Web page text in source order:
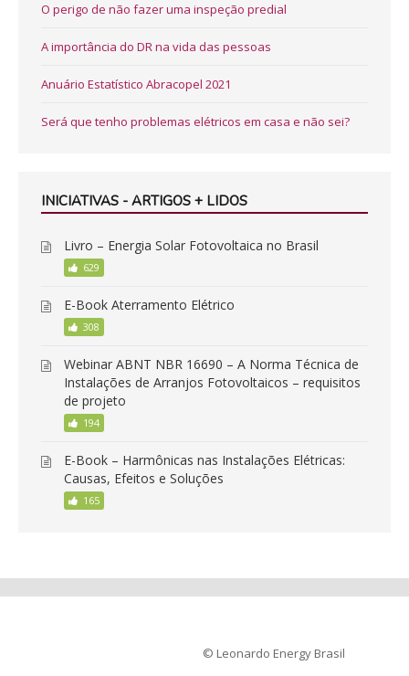
O perigo de não fazer uma inspeção predial
A importância do DR na vida das pessoas
Anuário Estatístico Abracopel 2021
Será que tenho problemas elétricos em casa e não sei?
INICIATIVAS - ARTIGOS + LIDOS
Livro – Energia Solar Fotovoltaica no Brasil
629
E-Book Aterramento Elétrico
308
Webinar ABNT NBR 16690 – A Norma Técnica de
Instalações de Arranjos Fotovoltaicos – requisitos
de projeto
194
E-Book – Harmônicas nas Instalações Elétricas:
Causas, Efeitos e Soluções
165
© Leonardo Energy Brasil